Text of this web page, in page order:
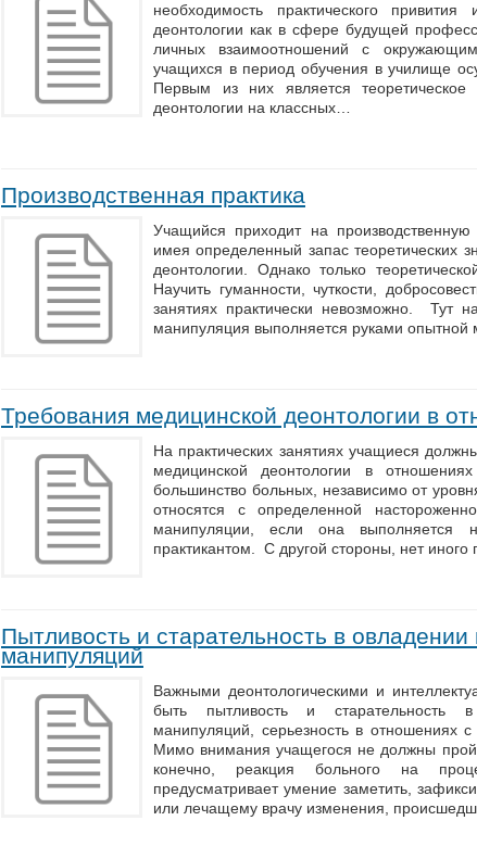
необходимость практического
деонтологии как в сфере будущей
личных взаимоотношений с
учащихся в период обучения в училище
Первым из них является
деонтологии на классных…
Производственная практика
Учащийся приходит на
имея определенный запас теоретических
деонтологии. Однако только
Научить гуманности, чуткости,
занятиях практически невозможно. Тут
манипуляция выполняется руками опытной
Требования медицинской деонтологии в
На практических занятиях учащиеся
медицинской деонтологии в
большинство больных, независимо от
относятся с определенной
манипуляции, если она выполняется
практикантом. С другой стороны, нет иного
Пытливость и старательность в
манипуляций
Важными деонтологическими и
быть пытливость и старательность
манипуляций, серьезность в отношениях
Мимо внимания учащегося не должны
конечно, реакция больного на
предусматривает умение заметить,
или лечащему врачу изменения,